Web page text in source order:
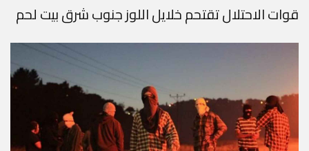
قوات الاحتلال تقتحم خلايل اللوز جنوب شرق بيت لحم